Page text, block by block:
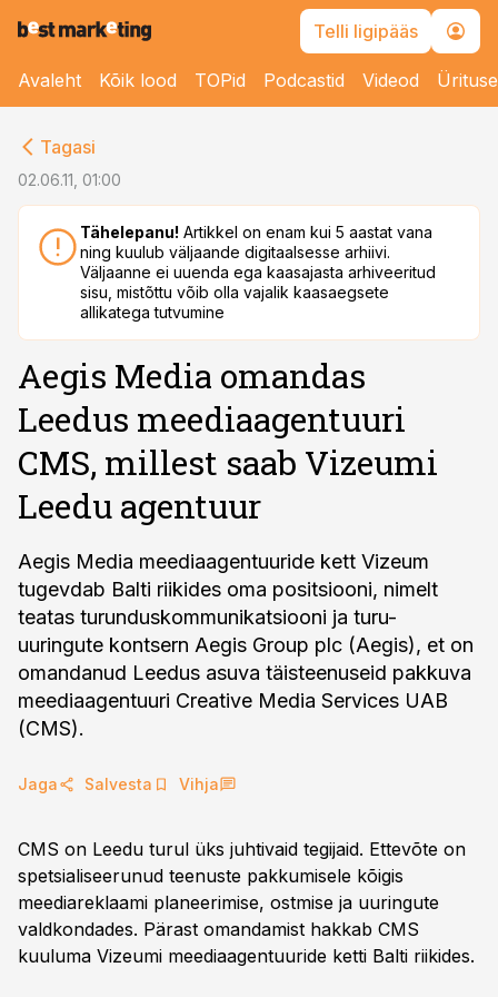
Telli ligipääs
Avaleht Kõik lood TOPid Podcastid Videod
Tagasi
02.06.11, 01:00
Tähelepanu! Artikkel on enam kui 5 aastat vana
ning kuulub väljaande digitaalsesse arhiivi.
Väljaanne ei uuenda ega kaasajasta arhiveeritud
sisu, mistõttu võib olla vajalik kaasaegsete
allikatega tutvumine
Aegis Media omandas
Leedus meediaagentuuri
CMS, millest saab Vizeumi
Leedu agentuur
Aegis Media meediaagentuuride kett Vizeum
tugevdab Balti riikides oma positsiooni, nimelt
teatas turunduskommunikatsiooni ja turu-
uuringute kontsern Aegis Group plc (Aegis), et on
omandanud Leedus asuva täisteenuseid pakkuva
meediaagentuuri Creative Media Services UAB
(CMS).
Jaga Salvesta Vihja
CMS on Leedu turul üks juhtivaid tegijaid. Ettevõte on
spetsialiseerunud teenuste pakkumisele kõigis
meediareklaami planeerimise, ostmise ja uuringute
valdkondades. Pärast omandamist hakkab CMS
kuuluma Vizeumi meediaagentuuride ketti Balti riikides.